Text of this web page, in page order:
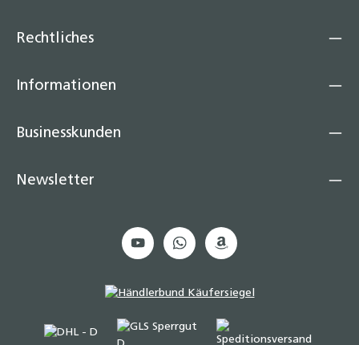
Rechtliches
Informationen
Businesskunden
Newsletter